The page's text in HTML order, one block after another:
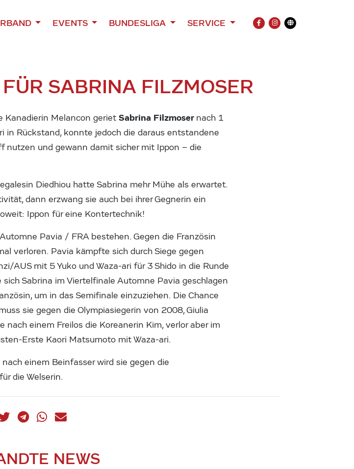
EVENTS BUNDESLIGA SERVICE
FACEBOOK
INSTAGRAM
Übersetzung
SABRINA FILZMOSER
Kanadierin Melancon gerietSabrina Filzmoser nach 1
in Rückstand, konnte jedoch die daraus entstandene
nutzen und gewann damit sicher mit Ippon – die
Diedhiou hatte Sabrina mehr Mühe als erwartet.
dann erzwang sie auch bei ihrer Gegnerin ein
Ippon für eine Kontertechnik!
Pavia / FRA bestehen. Gegen die Französin
verloren. Pavia kämpfte sich durch Siege gegen
AUS mit 5 Yuko und Waza-ari für 3 Shido in die Runde
Sabrina im Viertelfinale Automne Pavia geschlagen
um in das Semifinale einzuziehen. Die Chance
sie gegen die Olympiasiegerin von 2008, Giulia
einem Freilos die Koreanerin Kim, verlor aber im
Erste Kaori Matsumoto mit Waza-ari.
einem Beinfasser wird sie gegen die
die Welserin.
NEWS